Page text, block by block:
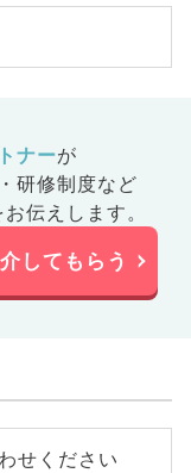
ナーが
研修制度など
伝えします。
してもらう
せください